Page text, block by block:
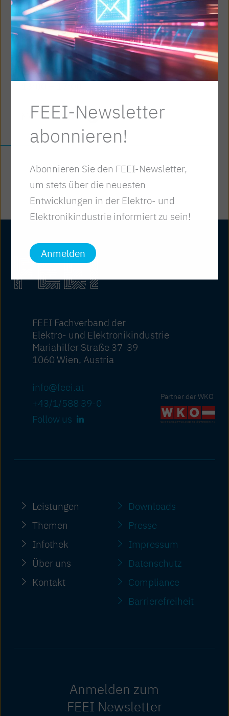
„ArbeitsZEITrecht für
Führungskräfte“
via MS Teams
Di., 19. Mai 2026
Mehr erfahren
FEEI Fachverband der
Elektro- und Elektronikindustrie
Mariahilfer Straße 37-39
1060 Wien, Austria
info@feei.at
+43/1/588 39-0
Follow us
Leistungen
Themen
Infothek
Über uns
Kontakt
Partner der WKO
Downloads
Presse
Impressum
Datenschutz
Compliance
Barriere­freiheit
Anmelden zum
FEEI Newsletter
FEEI-Newsletter
abonnieren!
Abonnieren Sie den FEEI-Newsletter,
um stets über die neuesten
Entwicklungen in der Elektro- und
Elektronikindustrie informiert zu sein!
Anmelden